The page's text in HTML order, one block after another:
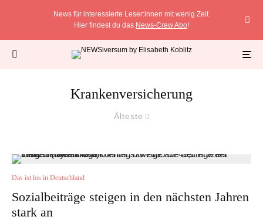
News für interessierte Leser:innen mit wenig Zeit.
Hier findest du das News-Crew Abo!
Krankenversicherung
Älteste
Das ist los in Deutschland
Sozialbeiträge steigen in den nächsten Jahren
stark an